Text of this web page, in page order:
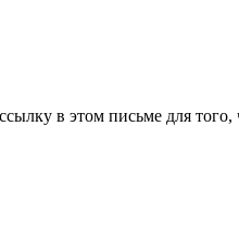
в этом письме для